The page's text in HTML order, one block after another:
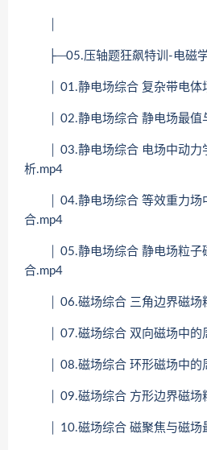
├─05.压轴题狂飙特训-电磁
│ 01.静电场综合 复杂带电体
│ 02.静电场综合 静电场最值
│ 03.静电场综合 电场中动力
析.mp4
│ 04.静电场综合 等效重力场
合.mp4
│ 05.静电场综合 静电场粒子
合.mp4
│ 06.磁场综合 三角边界磁场
│ 07.磁场综合 双向磁场中的
│ 08.磁场综合 环形磁场中的
│ 09.磁场综合 方形边界磁场
│ 10.磁场综合 磁聚焦与磁场